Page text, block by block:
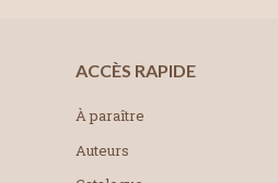
ACCÈS RAPIDE
À paraître
Auteurs